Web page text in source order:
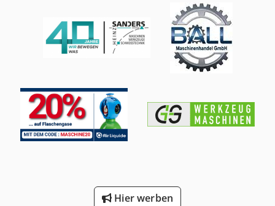
Krankapazität 70 t mehr als 10.000 Artikel Zubehör für Ihre
Werkstatt Sie wollen Maschinen Produktionslinien oder
Ihren Betrieb verkaufen, dann sprechen Sie uns an.
Weitere Angebote finden Sie auf unserer Webseite.
Besichtigungen sind nach Absprache möglich. Wir freuen
uns auf Ihren Besuch. Ihr Markus Hirsch Team
Hier werben